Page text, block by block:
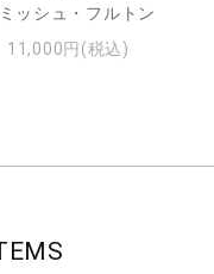
ッシュ・フルトン
11,000円(税込)